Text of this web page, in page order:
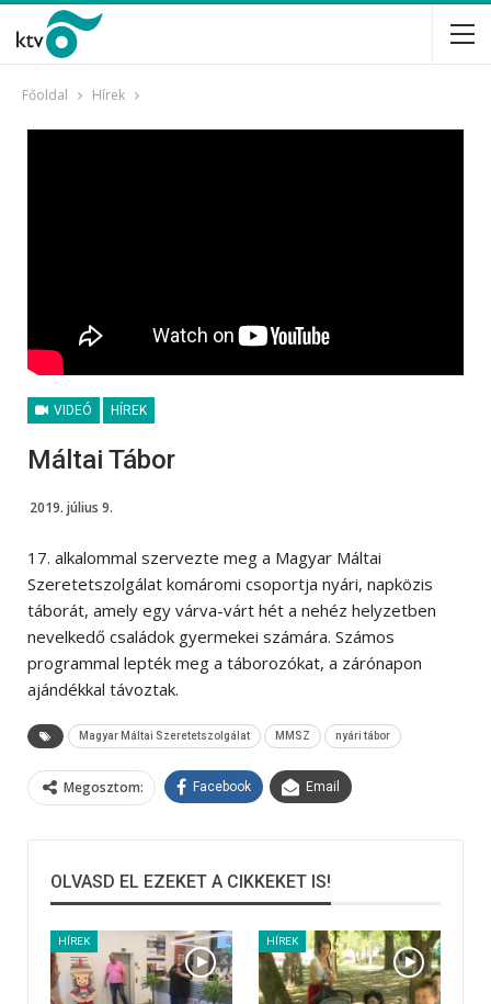
Főoldal Hírek
VIDEÓ HÍREK
Máltai Tábor
2019. július 9.
17. alkalommal szervezte meg a Magyar Máltai
Szeretetszolgálat komáromi csoportja nyári, napközis
táborát, amely egy várva-várt hét a nehéz helyzetben
nevelkedő családok gyermekei számára. Számos
programmal lepték meg a táborozókat, a zárónapon
ajándékkal távoztak.
Magyar Máltai Szeretetszolgálat MMSZ nyári tábor
Megosztom: Facebook Email
OLVASD EL EZEKET A CIKKEKET IS!
HÍREK HÍREK